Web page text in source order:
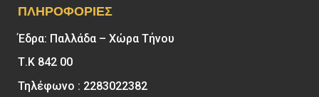
ΠΛΗΡΟΦΟΡΊΕΣ
Έδρα: Παλλάδα – Χώρα Τήνου
Τ.Κ 842 00
Τηλέφωνο : 2283022382